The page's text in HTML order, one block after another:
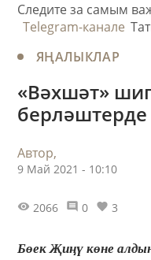
Следите за самым
Telegram-канале
ЯҢАЛЫКЛАР
«Вәхшәт»
берләштерде
Автор,
9 Май 2021 - 10:10
2066 0 3
Бөек Җиңү көне